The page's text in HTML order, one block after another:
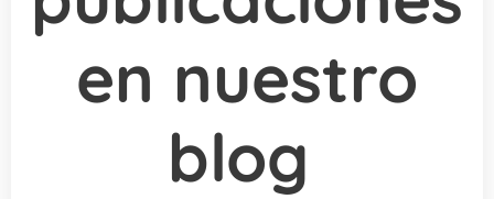
en nuestro
blog